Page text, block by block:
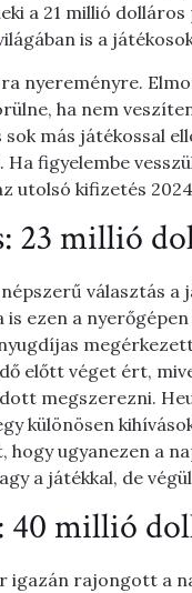
a 21 millió
is a
nyereményre.
ha nem
más játékossal
figyelembe
utolsó kifizetés
23 millió
választás a
ezen a
előtt véget ért,
megszerezni.
különösen
hogy ugyanezen a
a játékkal, de
40 millió
igazán rajongott a